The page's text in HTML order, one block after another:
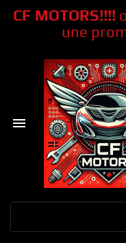
CF MOTORS!!!!
une
